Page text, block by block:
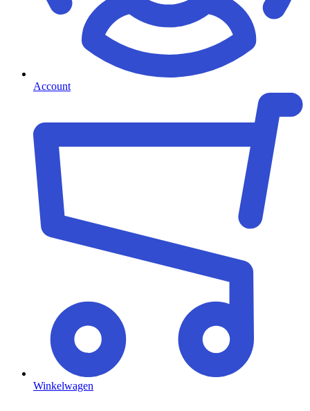
Account
Winkelwagen